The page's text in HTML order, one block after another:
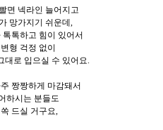
면 넥라인 늘어지고
망가지기 쉬운데,
톡하고 힘이 있어서
형 걱정 없이
대로 입으실 수 있어요.
짱짱하게 마감돼서
하시는 분들도
드실 거구요,